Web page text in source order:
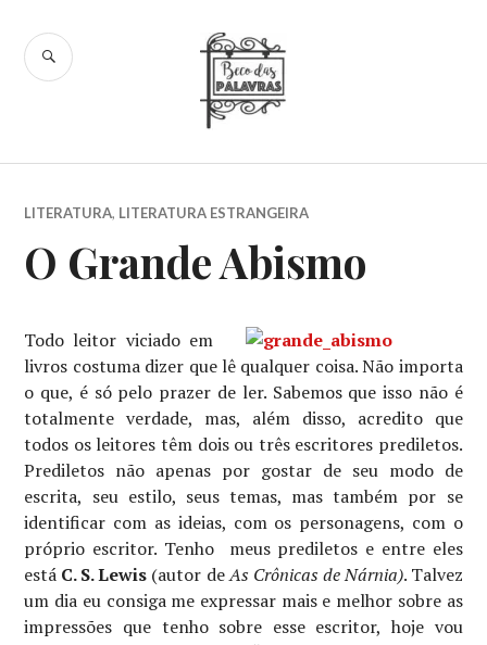
content
Beco das
Palavras
SEARCH
LITERATURA, LITERATURA ESTRANGEIRA
O Grande Abismo
Todo leitor viciado em
livros costuma dizer que lê qualquer coisa. Não importa
o que, é só pelo prazer de ler. Sabemos que isso não é
totalmente verdade, mas, além disso, acredito que
todos os leitores têm dois ou três escritores prediletos.
Prediletos não apenas por gostar de seu modo de
escrita, seu estilo, seus temas, mas também por se
identificar com as ideias, com os personagens, com o
próprio escritor. Tenho meus prediletos e entre eles
está C. S. Lewis (autor deAs Crônicas de Nárnia). Talvez
um dia eu consiga me expressar mais e melhor sobre as
impressões que tenho sobre esse escritor, hoje vou